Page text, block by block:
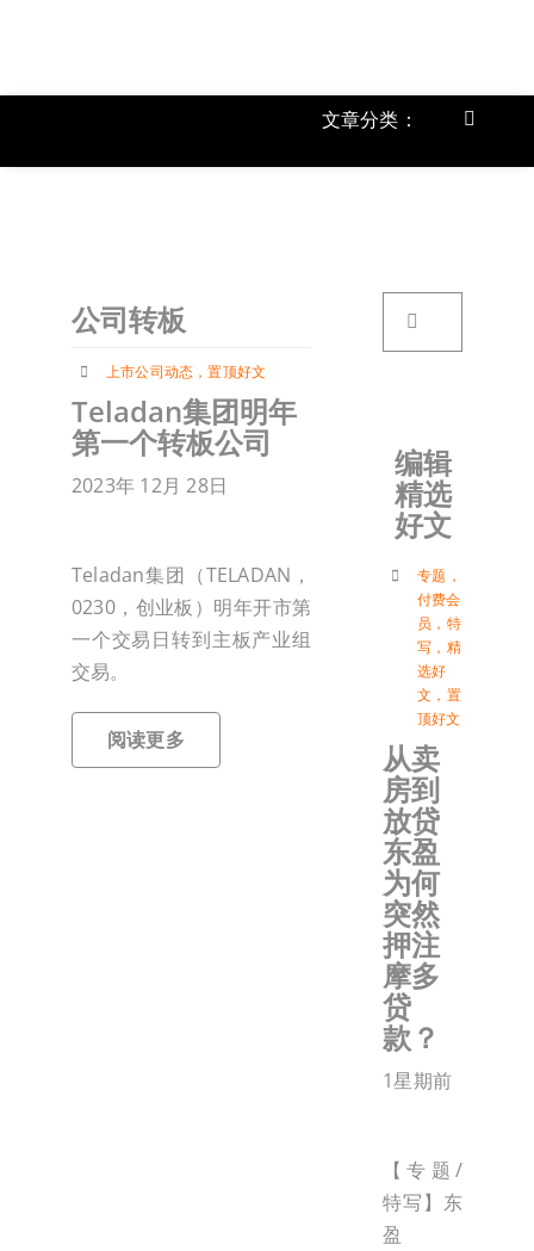
文章分类：
Toggle
公司转板
上市公司动态 ，置顶好文
Teladan集团明年
第一个转板公司
2023年 12月 28日
Teladan集团（TELADAN，
0230，创业板）明年开市第
一个交易日转到主板产业组
交易。
阅读更多
编辑
精选
好文
专题 ，
付费会
员 ， 特
写 ， 精
选好
文 ， 置
顶好文
从卖
房到
放贷
东盈
为何
突然
押注
摩多
贷
款？
1星期前
【专题/
特写】东
盈